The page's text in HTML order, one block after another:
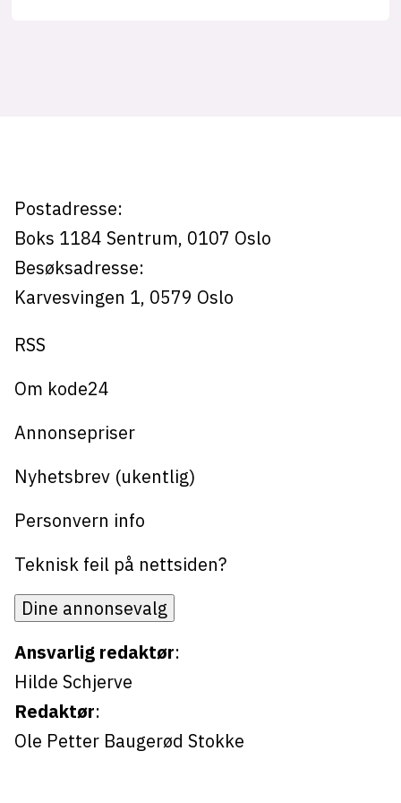
LinkedIn
Bluesky
Facebook
annonseguide
suksesshistorier
eggesbø
Postadresse:
Boks 1184 Sentrum, 0107 Oslo
Besøksadresse:
Karvesvingen 1, 0579 Oslo
RSS
Om kode24
Annonsepriser
Nyhetsbrev (ukentlig)
Personvern info
Teknisk feil på nettsiden?
Dine annonsevalg
Ansvarlig redaktør:
Hilde Schjerve
Redaktør:
Ole Petter Baugerød Stokke